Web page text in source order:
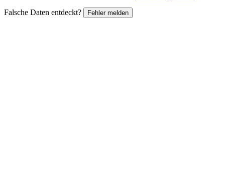
Falsche Daten entdeckt? Fehler melden